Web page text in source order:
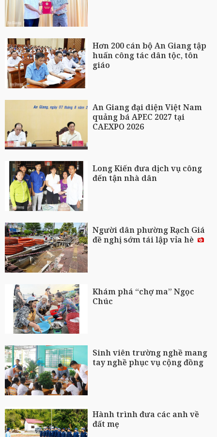
Hơn 200 cán bộ An Giang tập
huấn công tác dân tộc, tôn
giáo
An Giang đại diện Việt Nam
quảng bá APEC 2027 tại
CAEXPO 2026
Long Kiến đưa dịch vụ công
đến tận nhà dân
Người dân phường Rạch Giá
đề nghị sớm tái lập vỉa hè
Khám phá “chợ ma” Ngọc
Chúc
Sinh viên trường nghề mang
tay nghề phục vụ cộng đồng
Hành trình đưa các anh về
đất mẹ